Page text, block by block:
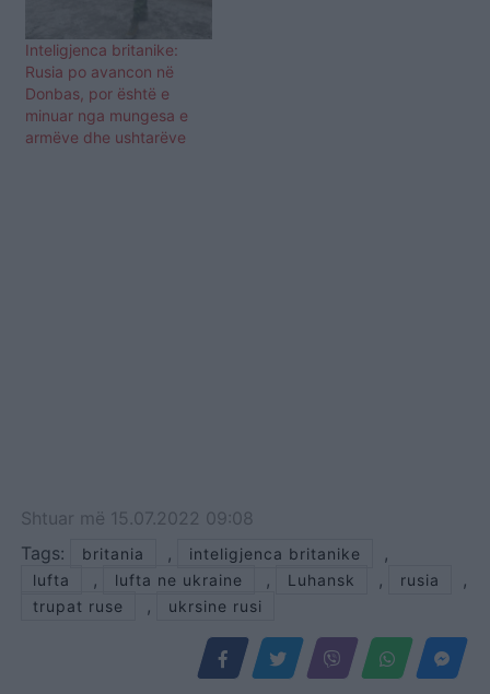
Inteligjenca britanike:
Rusia po avancon në
Donbas, por është e
minuar nga mungesa e
armëve dhe ushtarëve
Shtuar më 15.07.2022 09:08
Tags:
britania , inteligjenca britanike ,
lufta , lufta ne ukraine , Luhansk , rusia ,
trupat ruse , ukrsine rusi